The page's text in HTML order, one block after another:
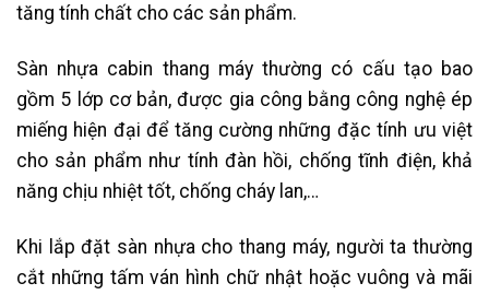
tăng tính chất cho các sản phẩm.
Sàn nhựa cabin thang máy thường có cấu tạo bao
gồm 5 lớp cơ bản, được gia công bằng công nghệ ép
miếng hiện đại để tăng cường những đặc tính ưu việt
cho sản phẩm như tính đàn hồi, chống tĩnh điện, khả
năng chịu nhiệt tốt, chống cháy lan,…
Khi lắp đặt sàn nhựa cho thang máy, người ta thường
cắt những tấm ván hình chữ nhật hoặc vuông và mãi